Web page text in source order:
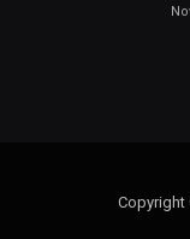
Copyright